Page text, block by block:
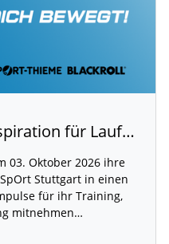
XOND Convention: Inspiration für Laufen, Fitness und Gesundheit
03. Oktober 2026 ihre
Stuttgart in einen
für ihr Training,
mitnehmen…